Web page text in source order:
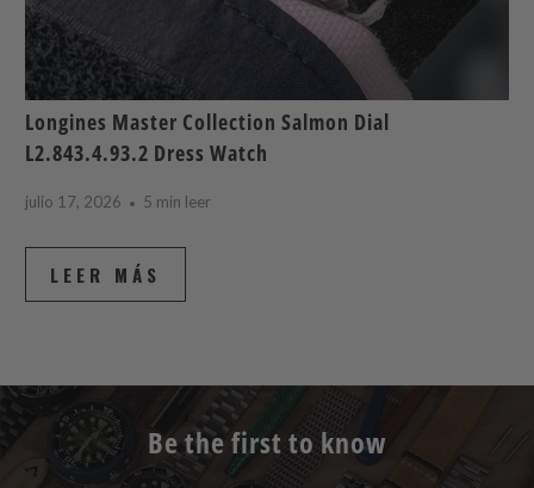
Longines Master Collection Salmon Dial
L2.843.4.93.2 Dress Watch
julio 17, 2026 5 min leer
LEER MÁS
Be the first to know